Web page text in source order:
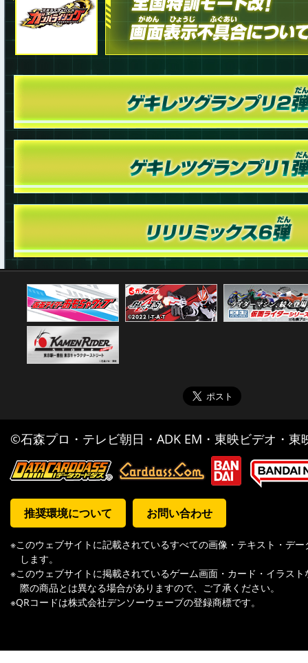
©石森プロ・テレビ朝日・ADK EM・東映ビデオ・
推奨環境について お問い合わせ
※このウェブサイトに記載されているすべての画像・テキスト・デ
します。
※このウェブサイトに掲載されているゲーム画面・カード・イラス
際の商品とは異なる場合がありますので、ご了承ください。
※QRコードは株式会社デンソーウェーブの登録商標です。